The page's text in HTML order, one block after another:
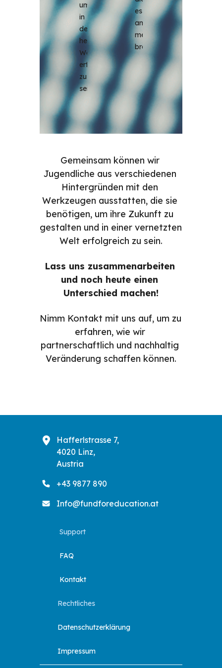
um
in
der
heutigen
Welt
erfolgreich
zu
sein.
es
am
meisten
brauchen.
Gemeinsam können wir
Jugendliche aus verschiedenen
Hintergründen mit den
Werkzeugen ausstatten, die sie
benötigen, um ihre Zukunft zu
gestalten und in einer vernetzten
Welt erfolgreich zu sein.
Lass uns zusammenarbeiten
und noch heute einen
Unterschied machen!
Nimm Kontakt mit uns auf, um zu
erfahren, wie wir
partnerschaftlich und nachhaltig
Veränderung schaffen können.
Hafferlstrasse 7,
4020 Linz,
Austria
+43 9877 890
Info@fundforeducation.at
Support
FAQ
Kontakt
Rechtliches
Datenschutzerklärung
Impressum